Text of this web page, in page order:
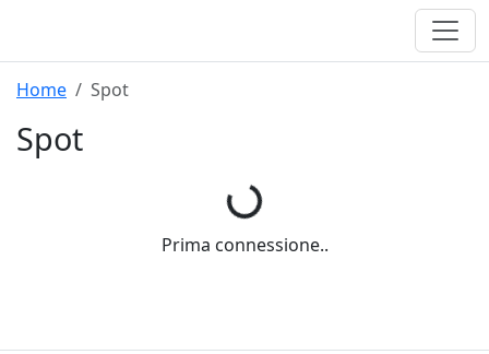
Home Spot
Spot
Prima connessione..